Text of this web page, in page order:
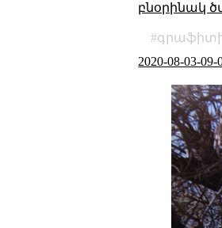
բնօրինակ
2020-08-03-09-